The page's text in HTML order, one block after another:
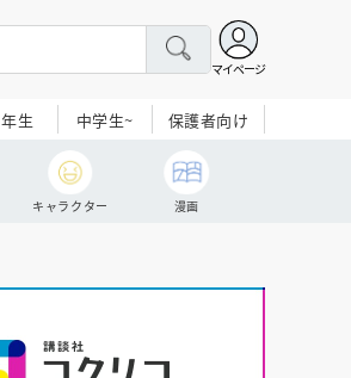
マイページ
年生 中学生~ 保護者向け
キャラクター 漫画